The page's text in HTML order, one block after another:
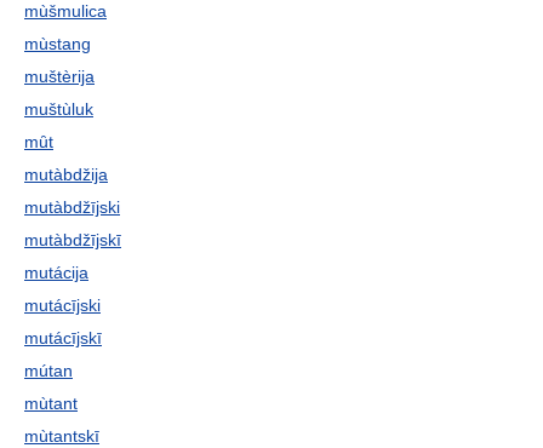
mùšmulica
mùstang
muštèrija
muštùluk
mȗt
mutàbdžija
mutàbdžījski
mutàbdžījskī
mutácija
mutácījski
mutácījskī
mútan
mùtant
mùtantskī